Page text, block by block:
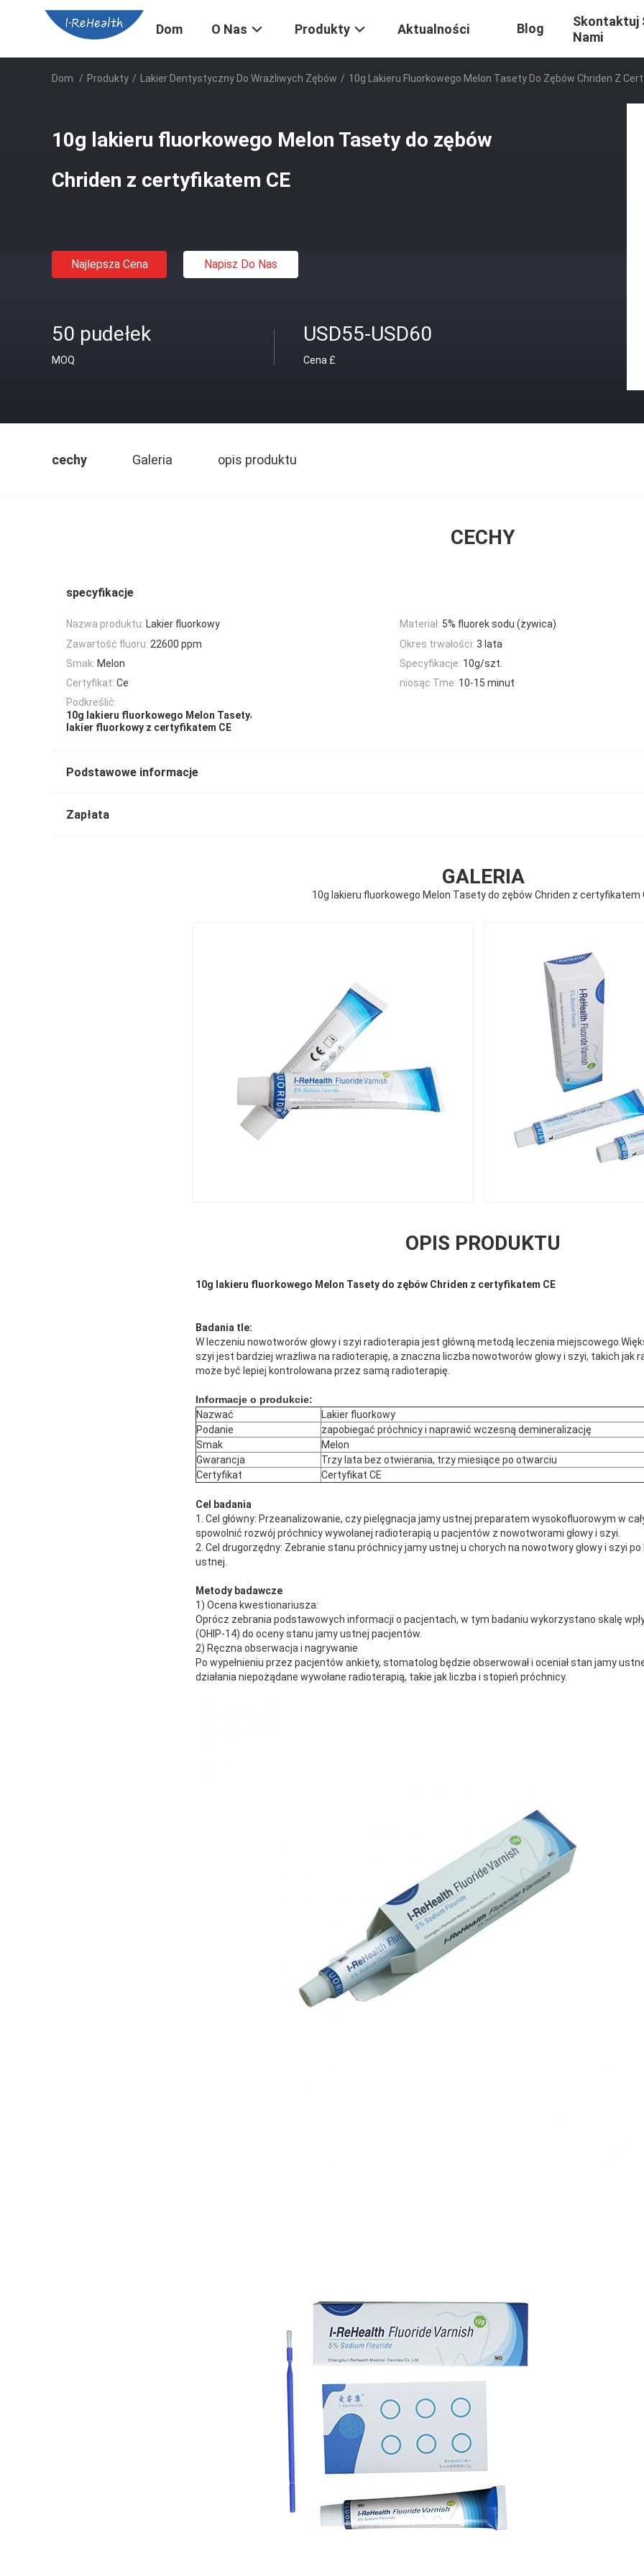
Dom O Nas Produkty Aktualności Blog
Skontaktuj
Nami
Dom / Produkty / Lakier Dentystyczny Do Wrażliwych Zębów / 10g Lakieru Fluorkowego Melon Tasety Do Zębów Chriden Z
10g lakieru fluorkowego Melon Tasety do zębów
Chriden z certyfikatem CE
Najlepsza Cena Napisz Do Nas
50 pudełek
MOQ
USD55-USD60
Cena £
cechy Galeria opis produktu
CECHY
specyfikacje
Nazwa produktu: Lakier fluorkowy Materiał: 5% fluorek sodu (żywica)
Zawartość fluoru: 22600 ppm Okres trwałości: 3 lata
Smak: Melon Specyfikacje: 10g/szt.
Certyfikat: Ce niosąc Tme: 10-15 minut
Podkreślić:
10g lakieru fluorkowego Melon Tasety,
lakier fluorkowy z certyfikatem CE
Podstawowe informacje
Zapłata
GALERIA
10g lakieru fluorkowego Melon Tasety do zębów Chriden z certyfikatem
OPIS PRODUKTU
10g lakieru fluorkowego Melon Tasety do zębów Chriden z certyfikatem CE
Badania tle:
W leczeniu nowotworów głowy i szyi radioterapia jest główną metodą leczenia
szyi jest bardziej wrażliwa na radioterapię, a znaczna liczba nowotworów głowy i szyi, takich jak
może być lepiej kontrolowana przez samą radioterapię.
Informacje o produkcie:
Nazwać
Lakier fluorkowy
Podanie
zapobiegać próchnicy i naprawić wczesną demineralizację
Smak
Melon
Gwarancja
Trzy lata bez otwierania, trzy miesiące po otwarciu
Certyfikat
Certyfikat CE
Cel badania
1. Cel główny: Przeanalizowanie, czy pielęgnacja jamy ustnej preparatem wysokofluorowym w
spowolnić rozwój próchnicy wywołanej radioterapią u pacjentów z nowotworami głowy i szyi.
2. Cel drugorzędny: Zebranie stanu próchnicy jamy ustnej u chorych na nowotwory głowy i szyi
ustnej.
Metody badawcze
1) Ocena kwestionariusza:
Oprócz zebrania podstawowych informacji o pacjentach, w tym badaniu wykorzystano skalę
(OHIP-14) do oceny stanu jamy ustnej pacjentów.
2) Ręczna obserwacja i nagrywanie
Po wypełnieniu przez pacjentów ankiety, stomatolog będzie obserwował i oceniał stan jamy
działania niepożądane wywołane radioterapią, takie jak liczba i stopień próchnicy.